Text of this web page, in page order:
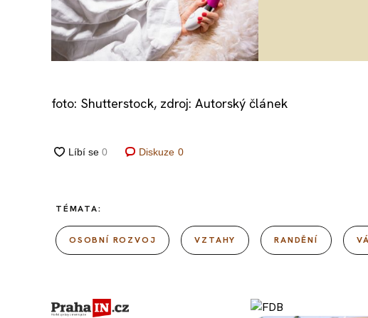
foto: Shutterstock, zdroj: Autorský článek
Diskuze 0
TÉMATA:
OSOBNÍ ROZVOJ VZTAHY RANDĚNÍ